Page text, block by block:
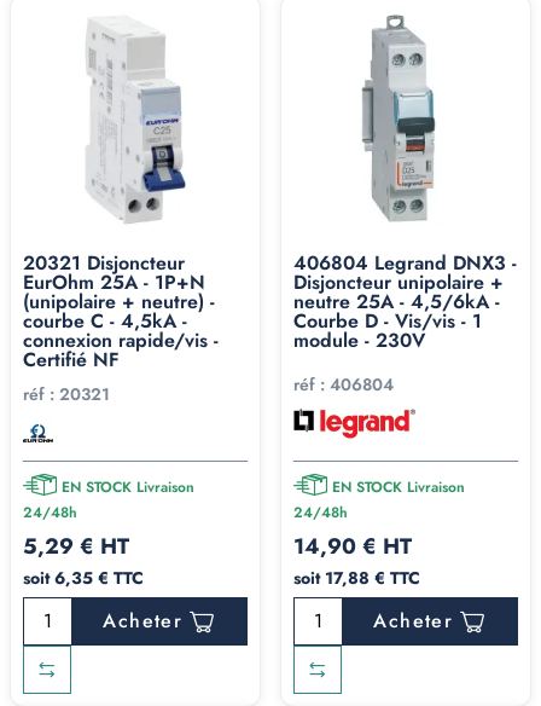
20321 Disjoncteur
EurOhm 25A - 1P+N
(unipolaire + neutre) -
courbe C - 4,5kA -
connexion rapide/vis -
Certifié NF
réf : 20321
EN STOCK Livraison
24/48h
5,29 € HT
soit 6,35 € TTC
Acheter
406804 Legrand DNX3 -
Disjoncteur unipolaire +
neutre 25A - 4,5/6kA -
Courbe D - Vis/vis - 1
module - 230V
réf : 406804
EN STOCK Livraison
24/48h
14,90 € HT
soit 17,88 € TTC
Acheter